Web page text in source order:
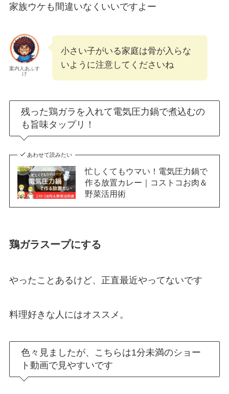
家族ウケも間違いなくいいですよー
案内人あふす
け
小さい子がいる家庭は骨が入らな
いように注意してくださいね
残った鶏ガラを入れて電気圧力鍋で煮込むの
も旨味タップリ！
あわせて読みたい
忙しくてもウマい！電気圧力鍋で
作る放置カレー｜コストコお肉＆
野菜活用術
鶏ガラスープにする
やったことあるけど、正直最近やってないです
料理好きな人にはオススメ。
色々見ましたが、こちらは1分未満のショー
ト動画で見やすいです